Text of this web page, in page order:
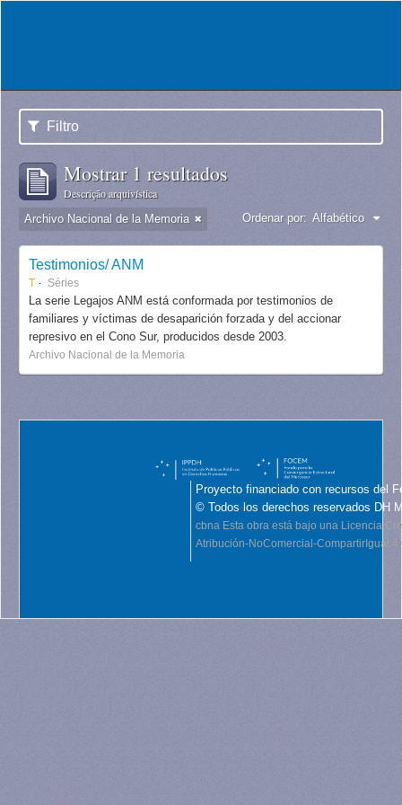
Filtro
Mostrar 1 resultados
Descrição arquivística
Archivo Nacional de la Memoria Ordenar por: Alfabético
Testimonios/ ANM
T Séries
La serie Legajos ANM está conformada por testimonios de
familiares y víctimas de desaparición forzada y del accionar
represivo en el Cono Sur, producidos desde 2003.
Archivo Nacional de la Memoria
Proyecto financiado con recursos del
© Todos los derechos reservados DH
cbna Esta obra está bajo una Licencia
Atribución-NoComercial-CompartirIgual